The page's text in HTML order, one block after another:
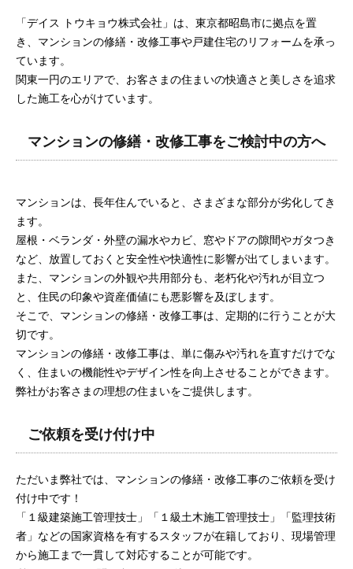
「デイス トウキョウ株式会社」は、東京都昭島市に拠点を置
き、マンションの修繕・改修工事や戸建住宅のリフォームを承っ
ています。
関東一円のエリアで、お客さまの住まいの快適さと美しさを追求
した施工を心がけています。
マンションの修繕・改修工事をご検討中の方へ
マンションは、長年住んでいると、さまざまな部分が劣化してき
ます。
屋根・ベランダ・外壁の漏水やカビ、窓やドアの隙間やガタつき
など、放置しておくと安全性や快適性に影響が出てしまいます。
また、マンションの外観や共用部分も、老朽化や汚れが目立つ
と、住民の印象や資産価値にも悪影響を及ぼします。
そこで、マンションの修繕・改修工事は、定期的に行うことが大
切です。
マンションの修繕・改修工事は、単に傷みや汚れを直すだけでな
く、住まいの機能性やデザイン性を向上させることができます。
弊社がお客さまの理想の住まいをご提供します。
ご依頼を受け付け中
ただいま弊社では、マンションの修繕・改修工事のご依頼を受け
付け中です！
「１級建築施工管理技士」「１級土木施工管理技士」「監理技術
者」などの国家資格を有するスタッフが在籍しており、現場管理
から施工まで一貫して対応することが可能です。